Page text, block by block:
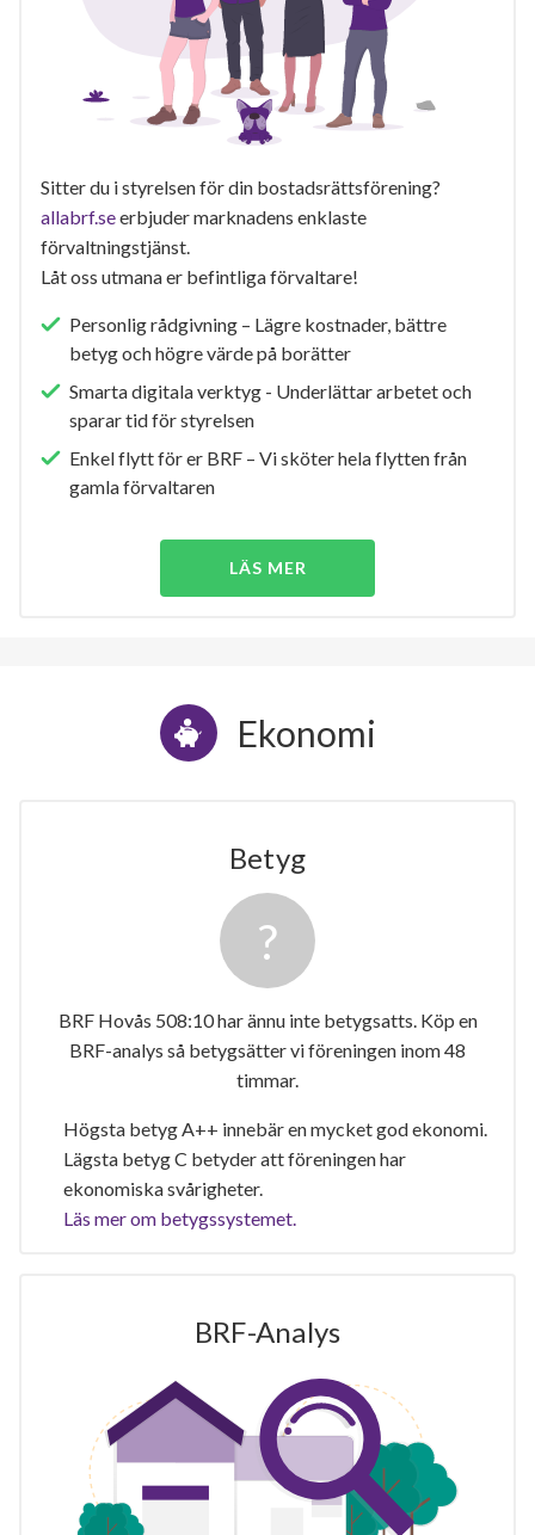
Sitter du i styrelsen för din bostadsrättsförening?
allabrf.seerbjuder marknadens enklaste
förvaltningstjänst.
Låt oss utmana er befintliga förvaltare!
Personlig rådgivning – Lägre kostnader, bättre
betyg och högre värde på borätter
Smarta digitala verktyg - Underlättar arbetet och
sparar tid för styrelsen
Enkel flytt för er BRF – Vi sköter hela flytten från
gamla förvaltaren
LÄS MER
Ekonomi
Betyg
BRF Hovås 508:10 har ännu inte betygsatts. Köp en
BRF-analys så betygsätter vi föreningen inom 48
timmar.
Högsta betyg A++ innebär en mycket god ekonomi.
Lägsta betyg C betyder att föreningen har
ekonomiska svårigheter.
Läs mer om betygssystemet.
BRF-Analys